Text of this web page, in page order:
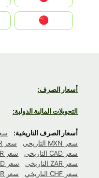
أسعار الصرف:
التحويلات المالية الدولية:
أسعار الصرف التاريخية: سعر AUD التاريخي
سعر MXN التاريخي
سعر EUR التاريخي
سعر CAD التاريخي
سعر INR التاريخي
سعر ZAR التاريخي
سعر SGD التاريخي
سعر CHF التاريخي
سعر IDR التاريخي